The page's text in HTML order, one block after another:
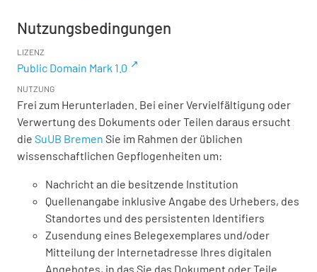
Nutzungsbedingungen
LIZENZ
Public Domain Mark 1.0
NUTZUNG
Frei zum Herunterladen. Bei einer Vervielfältigung oder
Verwertung des Dokuments oder Teilen daraus ersucht
die SuUB Bremen Sie im Rahmen der üblichen
wissenschaftlichen Gepflogenheiten um:
Nachricht an die besitzende Institution
Quellenangabe inklusive Angabe des Urhebers, des
Standortes und des persistenten Identifiers
Zusendung eines Belegexemplares und/oder
Mitteilung der Internetadresse Ihres digitalen
Angebotes, in das Sie das Dokument oder Teile